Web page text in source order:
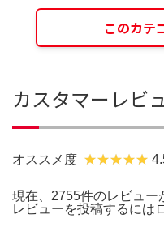
このカテ
カスタマーレビ
オススメ度
現在、2755件のレビュー
レビューを投稿するには